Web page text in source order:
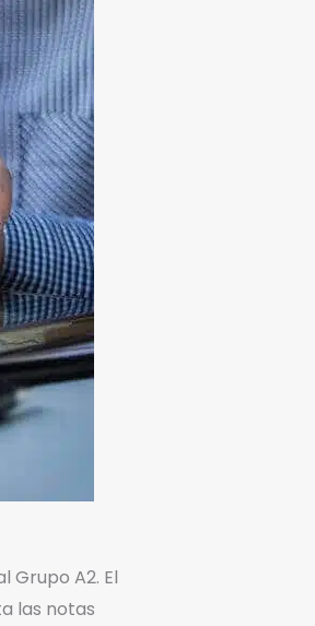
Grupo A2. El
las notas